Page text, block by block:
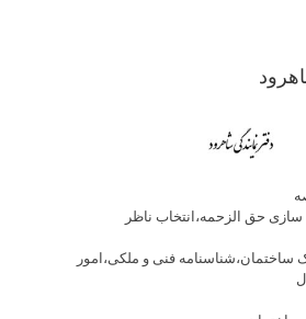
ساختمان،شناسنامه فنی و ملکی،امور